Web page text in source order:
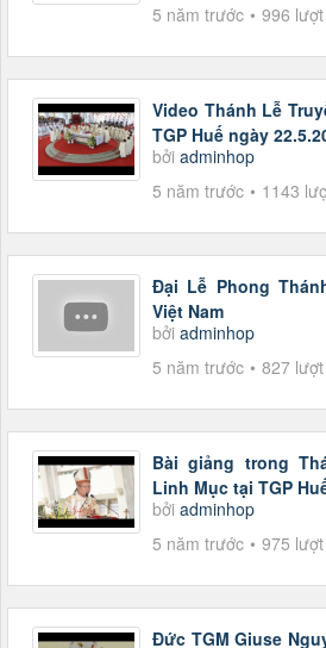
5 năm trước
996
Video Thánh Lễ
TGP Huế ngày
bởi adminhop
5 năm trước
1143
Đại Lễ Phong
Việt Nam
bởi adminhop
5 năm trước
827
Bài giảng trong
Linh Mục tại TGP
bởi adminhop
5 năm trước
975
Đức TGM Giuse